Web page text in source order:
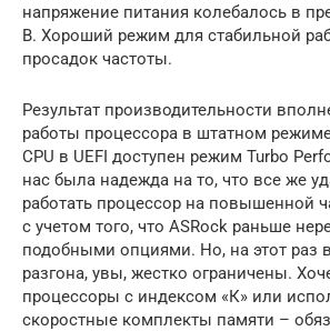
напряжение питания колебалось в
В. Хороший режим для стабильной
просадок частоты.
Результат производительности
работы процессора в штатном
CPU в UEFI доступен режим Turbo
нас была надежда на то, что все же
работать процессор на повышенной
с учетом того, что ASRock раньше
подобными опциями. Но, на этот раз
разгона, увы, жестко ограничены.
процессоры с индексом «К» или
скоростные комплекты памяти –